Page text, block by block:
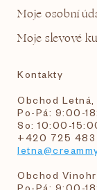
Moje osobní
Moje slevové
Kontakty
Obchod Letná,
Po-Pá: 9:00-
So: 10:00-
+420 725
Obchod